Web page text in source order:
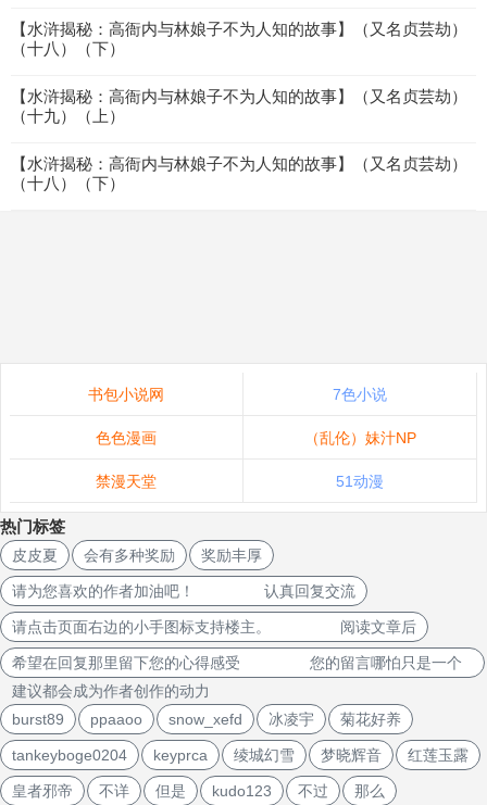
【水浒揭秘：高衙内与林娘子不为人知的故事】（又名贞芸劫）
（十八）（下）
【水浒揭秘：高衙内与林娘子不为人知的故事】（又名贞芸劫）
（十九）（上）
【水浒揭秘：高衙内与林娘子不为人知的故事】（又名贞芸劫）
（十八）（下）
书包小说网 7色小说
色色漫画 （乱伦）妹汁NP
禁漫天堂 51动漫
热门标签
皮皮夏 会有多种奖励 奖励丰厚
请为您喜欢的作者加油吧！ 认真回复交流
请点击页面右边的小手图标支持楼主。 阅读文章后
希望在回复那里留下您的心得感受 您的留言哪怕只是一个
建议都会成为作者创作的动力
burst89
ppaaoo snow_xefd 冰凌宇 菊花好养
tankeyboge0204 keyprca 绫城幻雪 梦晓辉音 红莲玉露
皇者邪帝 不详 但是 kudo123 不过 那么